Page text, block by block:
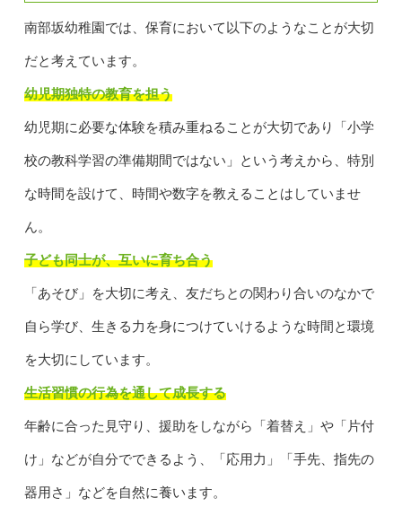
南部坂幼稚園では、保育において以下のようなことが大切
だと考えています。
幼児期独特の教育を担う
幼児期に必要な体験を積み重ねることが大切であり「小学
校の教科学習の準備期間ではない」という考えから、特別
な時間を設けて、時間や数字を教えることはしていませ
ん。
子ども同士が、互いに育ち合う
「あそび」を大切に考え、友だちとの関わり合いのなかで
自ら学び、生きる力を身につけていけるような時間と環境
を大切にしています。
生活習慣の行為を通して成長する
年齢に合った見守り、援助をしながら「着替え」や「片付
け」などが自分でできるよう、「応用力」「手先、指先の
器用さ」などを自然に養います。